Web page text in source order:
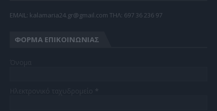
EMAIL: kalamaria24.gr@gmail.com TΗΛ: 697 36 236 97
ΦΌΡΜΑ ΕΠΙΚΟΙΝΩΝΊΑΣ